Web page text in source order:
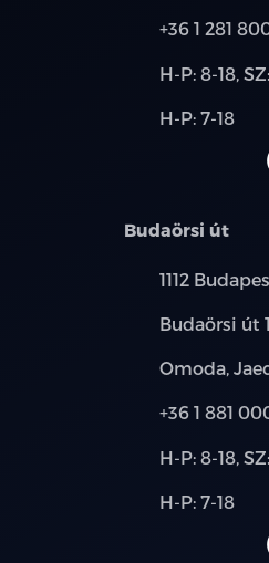
Telefon:
+36 1 281
Új-
használt
H-P: 8-18,
Alkatrész,
H-P: 7-18
Budaörsi út
Település:
1112
Cím:
Budaörsi út
Márkák:
Omoda,
Telefon:
+36 1 881
Új-
használt
H-P: 8-18,
Alkatrész,
H-P: 7-18